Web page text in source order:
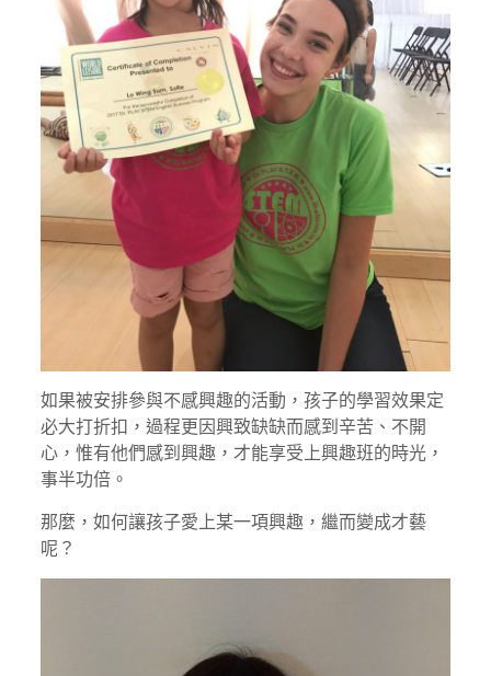
如果被安排參與不感興趣的活動，孩子的學習效果定
必大打折扣，過程更因興致缺缺而感到辛苦、不開
心，惟有他們感到興趣，才能享受上興趣班的時光，
事半功倍。
那麼，如何讓孩子愛上某一項興趣，繼而變成才藝
呢？